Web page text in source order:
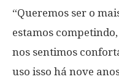
“Queremos ser o
estamos
nos sentimos
uso isso há nove